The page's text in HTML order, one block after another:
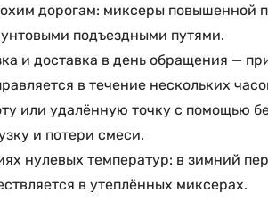
дорогам: миксеры повышенной
подъездными путями.
и доставка в день обращения —
в течение нескольких
или удалённую точку с помощью
и потери смеси.
нулевых температур: в зимний
в утеплённых миксерах.